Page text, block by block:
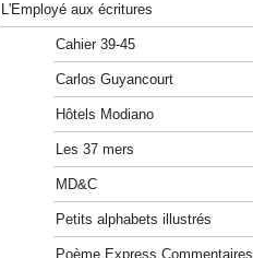
L'Employé aux écritures
Cahier 39-45
Carlos Guyancourt
Hôtels Modiano
Les 37 mers
MD&C
Petits alphabets illustrés
Poème Express Commentaires